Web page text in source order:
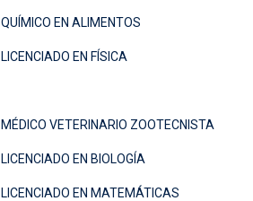
QUÍMICO EN ALIMENTOS
LICENCIADO EN FÍSICA
MÉDICO VETERINARIO ZOOTECNISTA
LICENCIADO EN BIOLOGÍA
LICENCIADO EN MATEMÁTICAS